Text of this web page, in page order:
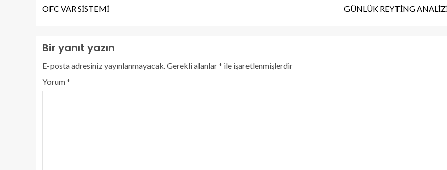
OFC VAR SİSTEMİ
GÜNLÜK REYTİNG
Bir yanıt yazın
E-posta adresiniz yayınlanmayacak.Gerekli alanlar* ile işaretlenmişlerdir
Yorum*